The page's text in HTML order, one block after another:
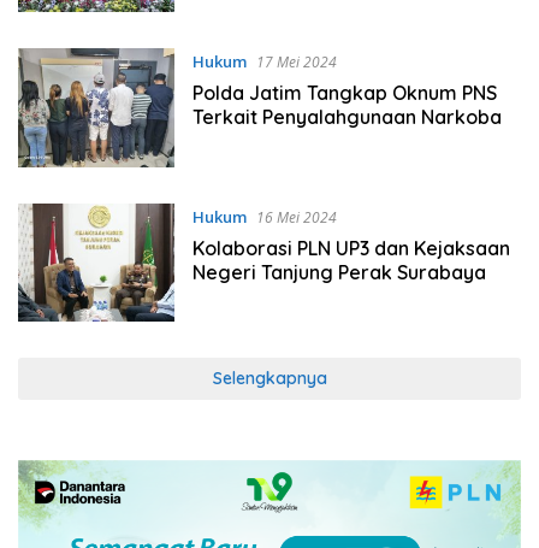
Hukum 17 Mei 2024
Polda Jatim Tangkap Oknum PNS
Terkait Penyalahgunaan Narkoba
Hukum 16 Mei 2024
Kolaborasi PLN UP3 dan Kejaksaan
Negeri Tanjung Perak Surabaya
Selengkapnya